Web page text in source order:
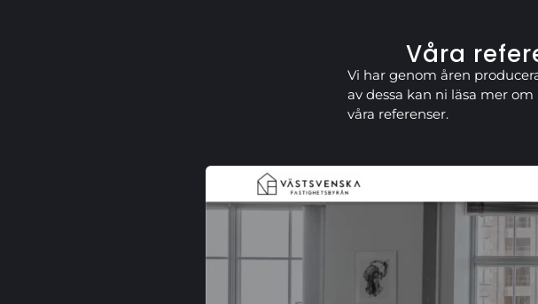
Våra
Vi har genom åren
av dessa kan ni läsa mer
våra referenser.